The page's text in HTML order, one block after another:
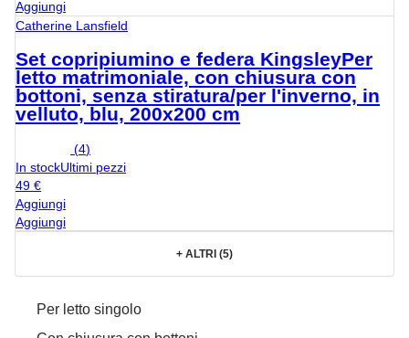
Aggiungi
Catherine Lansfield
Set copripiumino e federa KingsleyPer
letto matrimoniale, con chiusura con
bottoni, senza stiratura/per l'inverno, in
velluto, blu, 200x200 cm
(4)
In stockUltimi pezzi
49 €
Aggiungi
Aggiungi
+ ALTRI (5)
Per letto singolo